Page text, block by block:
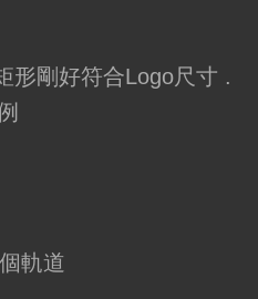
剛好符合Logo尺寸 .
軌道